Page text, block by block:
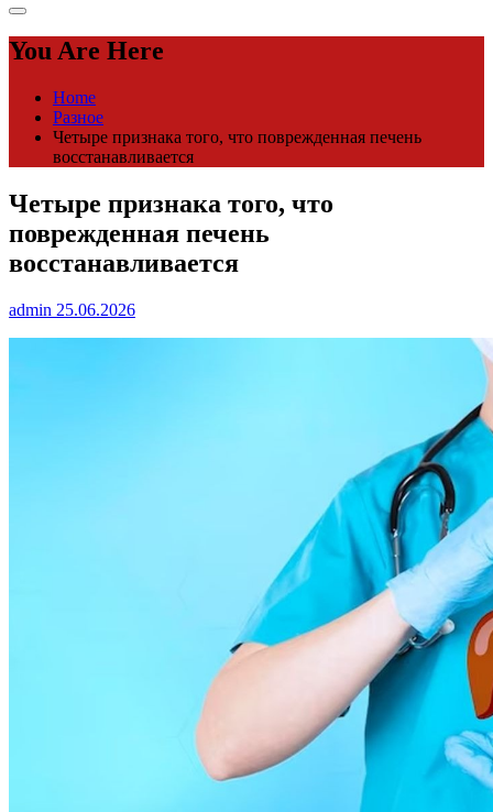
You Are Here
Home
Разное
Четыре признака того, что поврежденная печень
восстанавливается
Четыре признака того, что
поврежденная печень
восстанавливается
admin 25.06.2026